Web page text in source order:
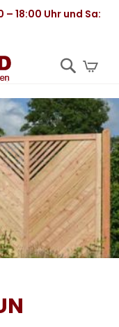
– 18:00 Uhr und Sa: